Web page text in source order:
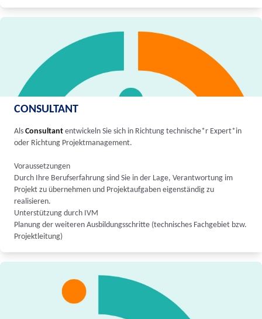
CONSULTANT
Als Consultant entwickeln Sie sich in Richtung technische*r Expert*in
oder Richtung Projektmanagement.
Voraussetzungen
Durch Ihre Berufserfahrung sind Sie in der Lage, Verantwortung im
Projekt zu übernehmen und Projektaufgaben eigenständig zu
realisieren.
Unterstützung durch IVM
Planung der weiteren Ausbildungsschritte (technisches Fachgebiet bzw.
Projektleitung)